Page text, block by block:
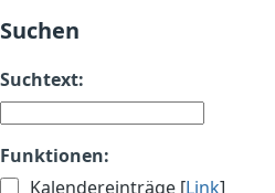
Suchen
Suchtext:
Funktionen:
Kalendereinträge [Link]